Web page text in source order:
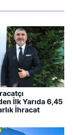
İlk Yarıda 6,45
İhracat